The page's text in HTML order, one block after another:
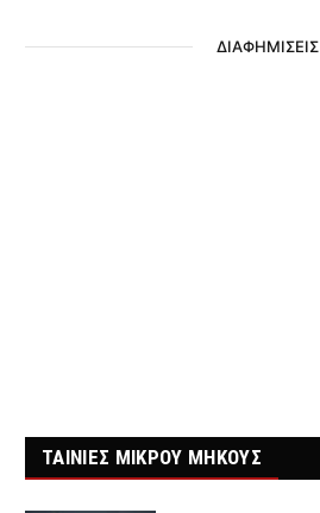
ΔΙΑΦΗΜΙΣΕΙΣ
ΤΑΙΝΙΕΣ ΜΙΚΡΟΥ ΜΗΚΟΥΣ